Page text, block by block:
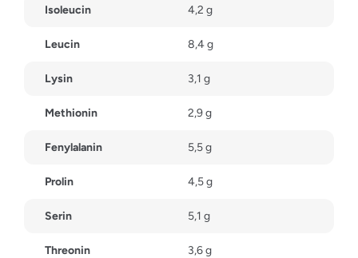
Isoleucin 4,2 g
Leucin 8,4 g
Lysin 3,1 g
Methionin 2,9 g
Fenylalanin 5,5 g
Prolin 4,5 g
Serin 5,1 g
Threonin 3,6 g